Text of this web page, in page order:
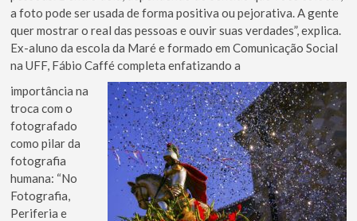
a foto pode ser usada de forma positiva ou pejorativa. A gente
quer mostrar o real das pessoas e ouvir suas verdades”, explica.
Ex-aluno da escola da Maré e formado em Comunicação Social
na UFF, Fábio Caffé completa enfatizando a
importância na
troca com o
fotografado
como pilar da
fotografia
humana: “No
Fotografia,
Periferia e